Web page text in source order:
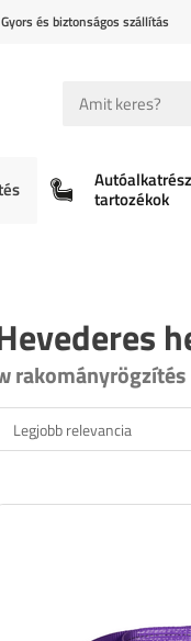
Gyors és biztonságos szállítás
tartozékok
rakományrögzítés
Legjobb relevancia